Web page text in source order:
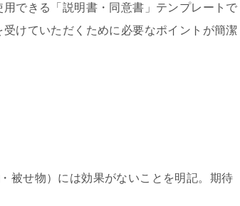
できる「説明書・同意書」テンプレートで
けていただくために必要なポイントが簡潔
被せ物）には効果がないことを明記。期待